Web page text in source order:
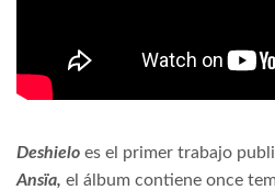
Deshielo es el primer trabajo
Ansïa, el álbum contiene once